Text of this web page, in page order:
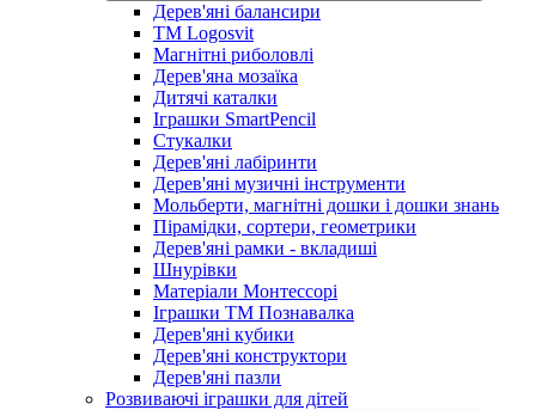
Дерев'яні балансири
TM Logosvit
Магнітні риболовлі
Дерев'яна мозаїка
Дитячі каталки
Іграшки SmartPencil
Стукалки
Дерев'яні лабіринти
Дерев'яні музичні інструменти
Мольберти, магнітні дошки і дошки знань
Пірамідки, сортери, геометрики
Дерев'яні рамки - вкладиші
Шнурівки
Матеріали Монтессорі
Іграшки ТМ Познавалка
Дерев'яні кубики
Дерев'яні конструктори
Дерев'яні пазли
Розвиваючі іграшки для дітей